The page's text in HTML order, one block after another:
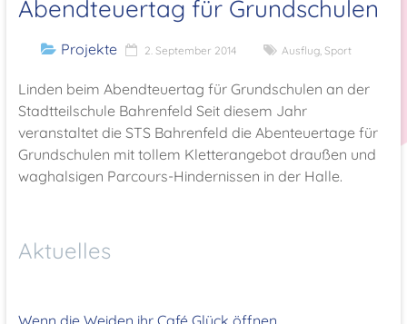
Abendteuertag für Grundschulen
Projekte 2. September 2014 Ausflug, Sport
Linden beim Abendteuertag für Grundschulen an der
Stadtteilschule Bahrenfeld Seit diesem Jahr
veranstaltet die STS Bahrenfeld die Abenteuertage für
Grundschulen mit tollem Kletterangebot draußen und
waghalsigen Parcours-Hindernissen in der Halle.
Aktuelles
Wenn die Weiden ihr Café Glück öffnen